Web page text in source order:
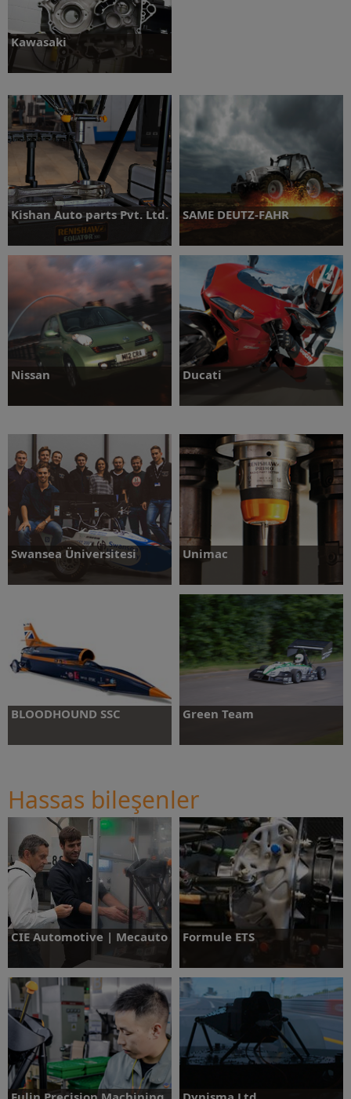
Kawasaki
Daha fazlasını öğrenin
Kishan Auto parts Pvt. Ltd.
Daha fazlasını öğrenin
SAME DEUTZ-FAHR
Daha fazlasını öğrenin
Nissan
Daha fazlasını öğrenin
Ducati
Daha fazlasını öğrenin
Swansea Üniversitesi
Daha fazlasını öğrenin
Unimac
Daha fazlasını öğrenin
BLOODHOUND SSC
Daha fazlasını öğrenin
Green Team
Daha fazlasını öğrenin
Hassas bileşenler
CIE Automotive | Mecauto
Daha fazlasını öğrenin
Formule ETS
Daha fazlasını öğrenin